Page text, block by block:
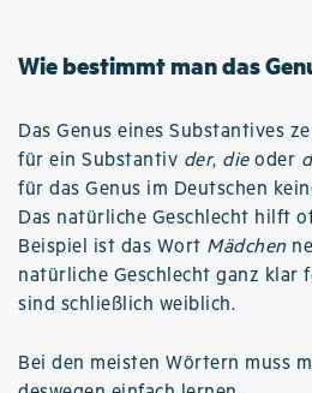
Wie bestimmt man das
Das Genus eines Substantives
für ein Substantiv der, dieoder
für das Genus im Deutschen
Das natürliche Geschlecht hilft
Beispiel ist das Wort Mädchen
natürliche Geschlecht ganz klar
sind schließlich weiblich.
Bei den meisten Wörtern muss